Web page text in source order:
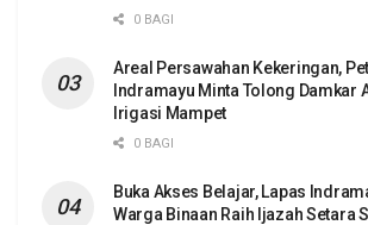
0 BAGI
Areal Persawahan Kekeringan,
Indramayu Minta Tolong Damkar
Irigasi Mampet
0 BAGI
Buka Akses Belajar, Lapas
Warga Binaan Raih Ijazah Setara